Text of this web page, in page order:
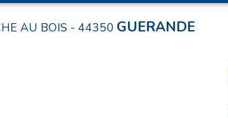
AU BOIS - 44350 GUERANDE